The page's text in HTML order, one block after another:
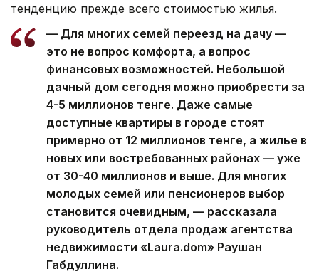
тенденцию прежде всего стоимостью жилья.
— Для многих семей переезд на дачу —
это не вопрос комфорта, а вопрос
финансовых возможностей. Небольшой
дачный дом сегодня можно приобрести за
4-5 миллионов тенге. Даже самые
доступные квартиры в городе стоят
примерно от 12 миллионов тенге, а жилье в
новых или востребованных районах — уже
от 30-40 миллионов и выше. Для многих
молодых семей или пенсионеров выбор
становится очевидным, — рассказала
руководитель отдела продаж агентства
недвижимости «Laura.dom» Раушан
Габдуллина.